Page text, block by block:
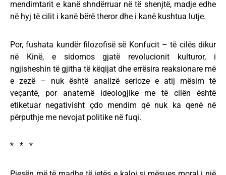
mendimtarit e kanë shndërruar në të shenjtë, madje edhe
në hyj të cilit i kanë bërë theror dhe i kanë kushtua lutje.
Por, fushata kundër filozofisë së Konfucit – të cilës dikur
në Kinë, e sidomos gjatë revolucionit kulturor, i
ngjisheshin të gjitha të këqijat dhe errësira reaksionare më
e zezë – nuk është analizë serioze e atij mësim të
veçantë, por anatemë ideologjike me të cilën është
etiketuar negativisht çdo mendim që nuk ka qenë në
përputhje me nevojat politike në fuqi.
* * *